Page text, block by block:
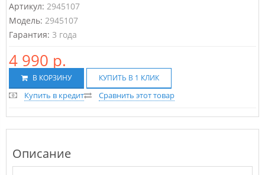
Артикул: 2945107
Модель: 2945107
Гарантия: 3 года
4 990 р.
В КОРЗИНУ КУПИТЬ В 1 КЛИК
Купить в кредит Сравнить этот товар
Описание